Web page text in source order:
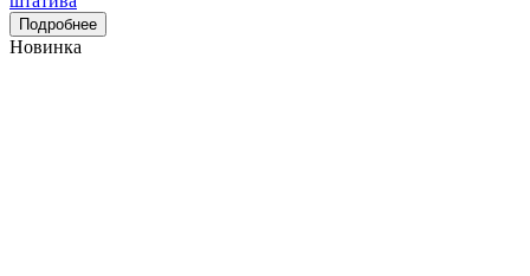
Подробнее
Новинка